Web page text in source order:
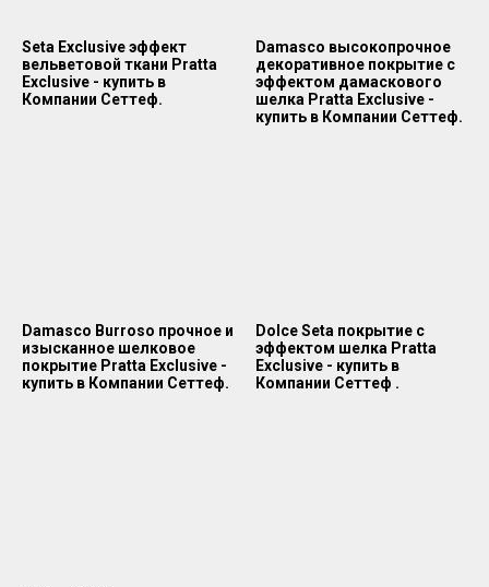
Seta Exclusive эффект
вельветовой ткани Pratta
Exclusive - купить в
Компании Сеттеф.
Damasco высокопрочное
декоративное покрытие с
эффектом дамаскового
шелка Pratta Exclusive -
купить в Компании Сеттеф.
Damasco Burroso прочное и
изысканное шелковое
покрытие Pratta Exclusive -
купить в Компании Сеттеф.
Dolce Seta покрытие с
эффектом шелка Pratta
Exclusive - купить в
Компании Сеттеф .